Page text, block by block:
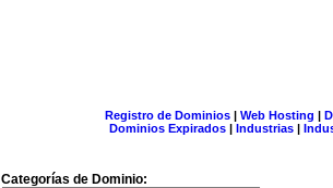
Registro de Dominios| Web Hosting |
Dominios Expirados | Industrias |
Categorías de Dominio: